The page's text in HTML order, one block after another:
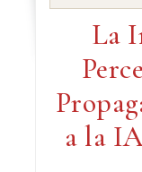
La
a la